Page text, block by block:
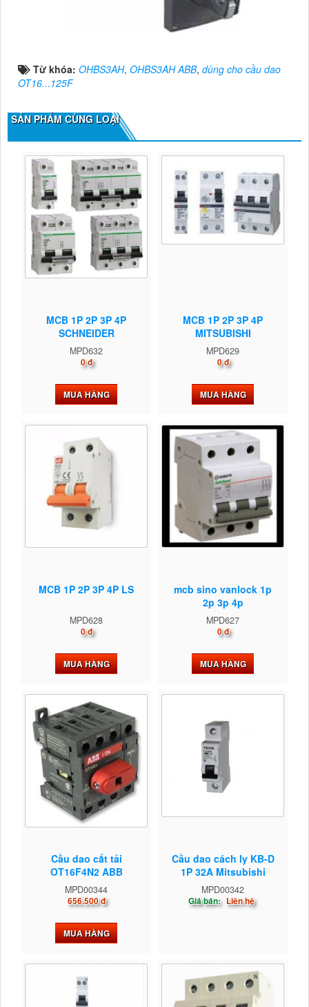
Từ khóa: OHBS3AH, OHBS3AH ABB, dùng cho cầu dao
OT16...125F
SẢN PHẨM CÙNG LOẠI
MCB 1P 2P 3P 4P
SCHNEIDER
MPD632
0 đ
MUA HÀNG
MCB 1P 2P 3P 4P
MITSUBISHI
MPD629
0 đ
MUA HÀNG
MCB 1P 2P 3P 4P LS
MPD628
0 đ
MUA HÀNG
mcb sino vanlock 1p
2p 3p 4p
MPD627
0 đ
MUA HÀNG
Cầu dao cắt tải
OT16F4N2 ABB
MPD00344
656.500 đ
MUA HÀNG
Cầu dao cách ly KB-D
1P 32A Mitsubishi
MPD00342
Giá bán: Liên hệ